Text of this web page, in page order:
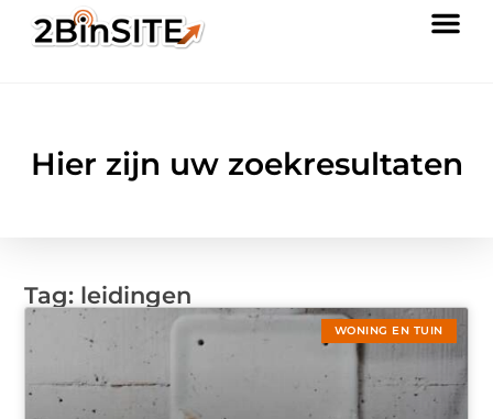
Hier zijn uw zoekresultaten
Tag: leidingen
WONING EN TUIN